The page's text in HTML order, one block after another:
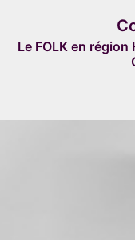
contenu
Le FOLK en